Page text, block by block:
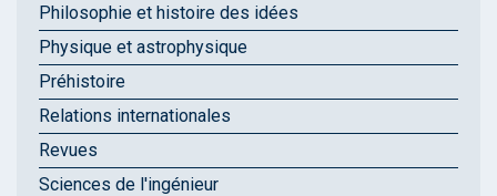
Philosophie et histoire des idées
Physique et astrophysique
Préhistoire
Relations internationales
Revues
Sciences de l'ingénieur